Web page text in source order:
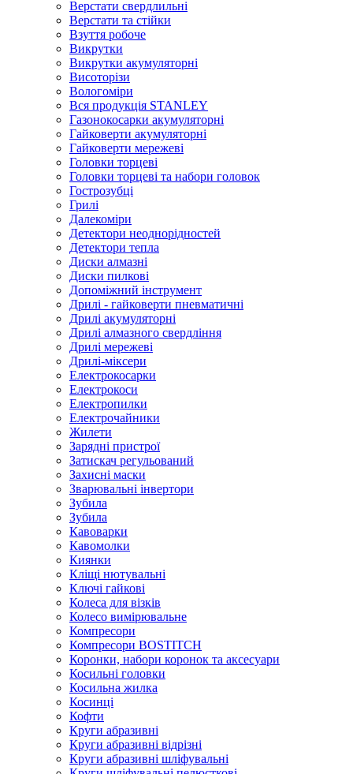
Верстати свердлильні
Верстати та стійки
Взуття робоче
Викрутки
Викрутки акумуляторні
Висоторізи
Вологоміри
Вся продукція STANLEY
Газонокосарки акумуляторні
Гайковерти акумуляторні
Гайковерти мережеві
Головки торцеві
Головки торцеві та набори головок
Гострозубці
Грилі
Далекоміри
Детектори неоднорідностей
Детектори тепла
Диски алмазні
Диски пилкові
Допоміжний інструмент
Дрилі - гайковерти пневматичні
Дрилі акумуляторні
Дрилі алмазного свердління
Дрилі мережеві
Дрилі-міксери
Електрокосарки
Електрокоси
Електропилки
Електрочайники
Жилети
Зарядні пристрої
Затискач регульований
Захисні маски
Зварювальні інвертори
Зубила
Зубила
Кавоварки
Кавомолки
Киянки
Кліщі нютувальні
Ключі гайкові
Колеса для візків
Колесо вимірювальне
Компресори
Компресори BOSTITCH
Коронки, набори коронок та аксесуари
Косильні головки
Косильна жилка
Косинці
Кофти
Круги абразивні
Круги абразивні відрізні
Круги абразивні шліфувальні